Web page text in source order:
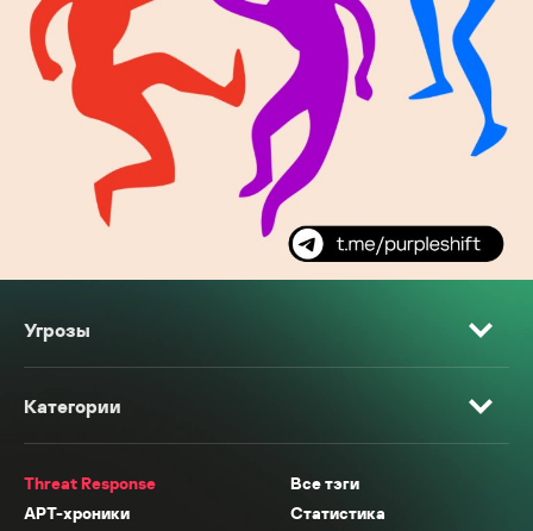
Угрозы
Категории
Threat Response
Все тэги
APT-хроники
Статистика